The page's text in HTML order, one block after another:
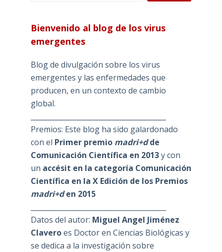
Bienvenido al blog de los virus
emergentes
Blog de divulgación sobre los virus
emergentes y las enfermedades que
producen, en un contexto de cambio
global.
Premios: Este blog ha sido galardonado
con el Primer premio madri+dde
Comunicación Científica en 2013y con
un accésit en la categoría Comunicación
Científica en la X Edición de los Premios
madri+den 2015
Datos del autor: Miguel Angel Jiménez
Claveroes Doctor en Ciencias Biológicas y
se dedica a la investigación sobre